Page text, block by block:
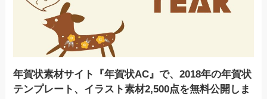
年賀状素材サイト『年賀状AC』で、2018年の年賀状
テンプレート、イラスト素材2,500点を無料公開しま